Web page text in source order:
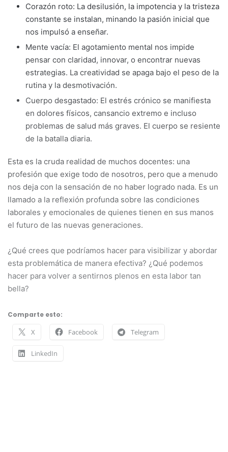
Corazón roto: La desilusión, la impotencia y la tristeza
constante se instalan, minando la pasión inicial que
nos impulsó a enseñar.
Mente vacía: El agotamiento mental nos impide
pensar con claridad, innovar, o encontrar nuevas
estrategias. La creatividad se apaga bajo el peso de la
rutina y la desmotivación.
Cuerpo desgastado: El estrés crónico se manifiesta
en dolores físicos, cansancio extremo e incluso
problemas de salud más graves. El cuerpo se resiente
de la batalla diaria.
Esta es la cruda realidad de muchos docentes: una
profesión que exige todo de nosotros, pero que a menudo
nos deja con la sensación de no haber logrado nada. Es un
llamado a la reflexión profunda sobre las condiciones
laborales y emocionales de quienes tienen en sus manos
el futuro de las nuevas generaciones.
¿Qué crees que podríamos hacer para visibilizar y abordar
esta problemática de manera efectiva? ¿Qué podemos
hacer para volver a sentirnos plenos en esta labor tan
bella?
Comparte esto:
X Facebook Telegram
LinkedIn